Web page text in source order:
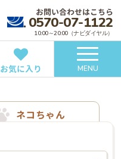
お問い合わせはこちら
0570-07-1122
10:00～20:00（ナビダイヤル）
お気に入り MENU
ネコちゃん